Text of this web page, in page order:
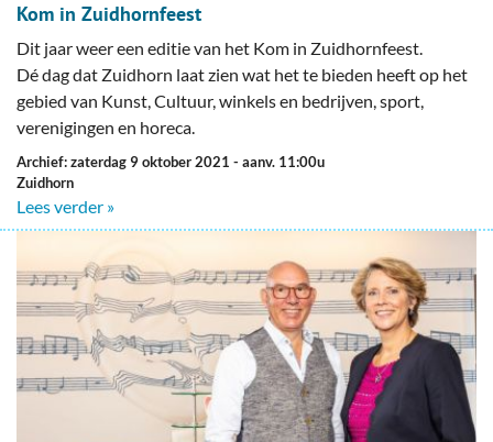
Kom in Zuidhornfeest
Dit jaar weer een editie van het Kom in Zuidhornfeest.
Dé dag dat Zuidhorn laat zien wat het te bieden heeft op het
gebied van Kunst, Cultuur, winkels en bedrijven, sport,
verenigingen en horeca.
Archief: zaterdag 9 oktober 2021 - aanv. 11:00u
Zuidhorn
Lees verder »